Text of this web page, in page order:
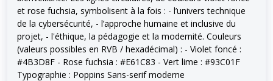
et rose fuchsia, symbolisent à la fois : - l’univers technique
de la cybersécurité, - l’approche humaine et inclusive du
projet, - l'éthique, la pédagogie et la modernité. Couleurs
(valeurs possibles en RVB / hexadécimal) : - Violet foncé :
#4B3D8F - Rose fuchsia : #E61C83 - Vert lime : #93C01F
Typographie : Poppins Sans-serif moderne